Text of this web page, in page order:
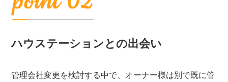
ハウステーションとの出会い
管理会社変更を検討する中で、オーナー様は別で既に管